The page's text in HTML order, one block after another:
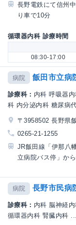
長野電鉄にて信州
り車で10分
循環器内科 診療時間
08:30-17:00
病院 飯田市立病
診療科： 内科 呼吸器
科 内分泌内科 糖尿病
〒3958502 長野県
0265-21-1255
JR飯田線「伊那八
立病院バス停」か
病院 長野市民病
診療科： 内科 脳神経
循環器内科 腎臓内科 ...